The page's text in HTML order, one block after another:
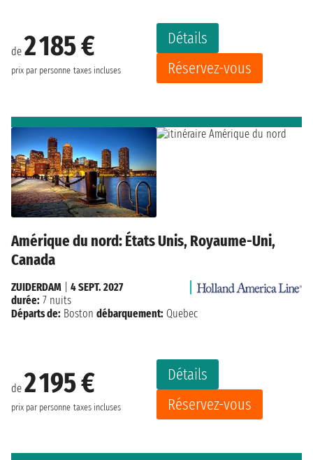
de 2 185 €
prix par personne taxes incluses
Détails
Réservez-vous
Amérique du nord: États Unis, Royaume-Uni,
Canada
de 2 195 €
prix par personne taxes incluses
Détails
Réservez-vous
ZUIDERDAM
4 SEPT. 2027
durée: 7 nuits
Départs de: Boston débarquement: Quebec